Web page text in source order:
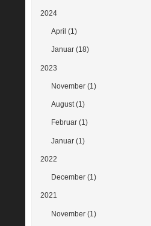
2024
April (1)
Januar (18)
2023
November (1)
August (1)
Februar (1)
Januar (1)
2022
December (1)
2021
November (1)